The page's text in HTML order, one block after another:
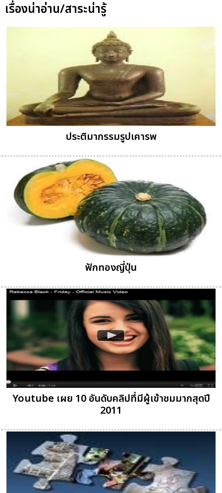
เรื่องน่าอ่าน/สาระน่ารู้
ประติมากรรมรูปเคารพ
ฟักทองญี่ปุ่น
Youtube เผย 10 อันดับคลิปที่มีผู้เข้าชมมากสุดปี
2011